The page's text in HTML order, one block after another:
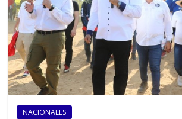
NACIONALES